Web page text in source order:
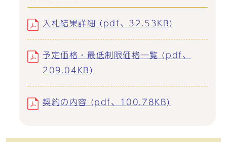
入札結果詳細 (pdf、32.53KB)
予定価格・最低制限価格一覧 (pdf、
209.04KB)
契約の内容 (pdf、100.78KB)